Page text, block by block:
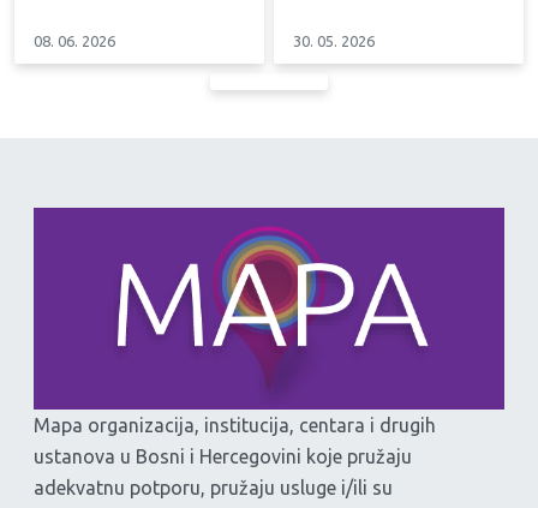
08. 06. 2026 30. 05. 2026
Mapa organizacija, institucija, centara i drugih
ustanova u Bosni i Hercegovini koje pružaju
adekvatnu potporu, pružaju usluge i/ili su